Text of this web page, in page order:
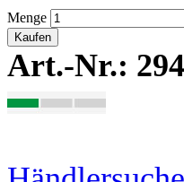
Menge
Kaufen
Art.-Nr.: